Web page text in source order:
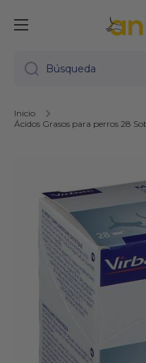
Ir directamente al
Búsqueda
Inicio
Ácidos Grasos para perros 28